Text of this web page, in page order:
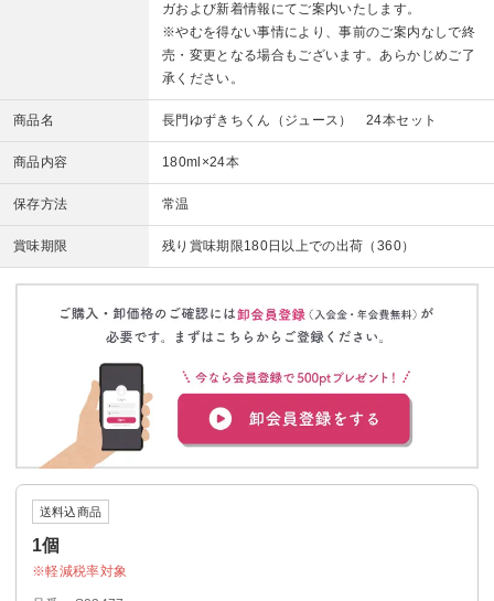
ガおよび新着情報にてご案内いたします。
※やむを得ない事情により、事前のご案内なしで終
売・変更となる場合もございます。あらかじめご了
承ください。
商品名 長門ゆずきちくん（ジュース） 24本セット
商品内容 180ml×24本
保存方法 常温
賞味期限 残り賞味期限180日以上での出荷（360）
送料込商品
1個
軽減税率対象